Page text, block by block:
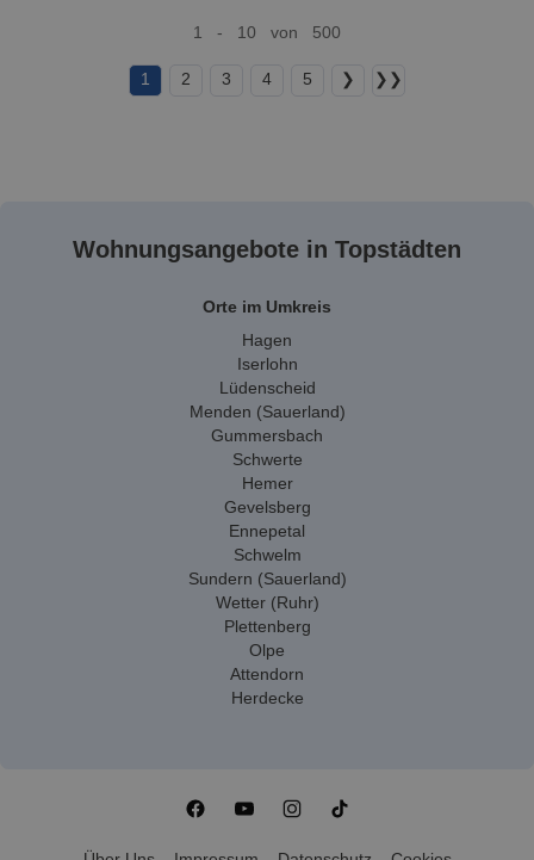
1 - 10 von 500
1 2 3 4 5 ❯ ❯❯
Wohnungsangebote in Topstädten
Orte im Umkreis
Hagen
Iserlohn
Lüdenscheid
Menden (Sauerland)
Gummersbach
Schwerte
Hemer
Gevelsberg
Ennepetal
Schwelm
Sundern (Sauerland)
Wetter (Ruhr)
Plettenberg
Olpe
Attendorn
Herdecke